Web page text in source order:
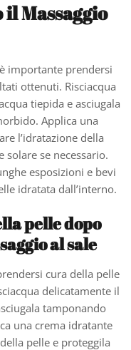
Massaggio
importante prendersi
ottenuti. Risciacqua
tiepida e asciugala
Applica una
l’idratazione della
solare se necessario.
esposizioni e bevi
idratata dall’interno.
pelle dopo
al sale
cura della pelle
delicatamente il
tamponando
una crema idratante
pelle e proteggila